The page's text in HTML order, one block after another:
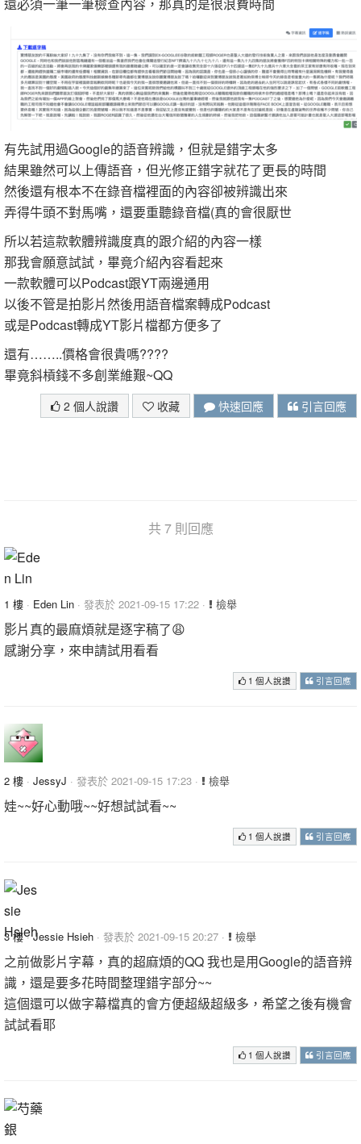
有先試用過Google的語音辨識，但就是錯字太多
結果雖然可以上傳語音，但光修正錯字就花了更長的時間
然後還有根本不在錄音檔裡面的內容卻被辨識出來
弄得牛頭不對馬嘴，還要重聽錄音檔(真的會很厭世
所以若這款軟體辨識度真的跟介紹的內容一樣
那我會願意試試，畢竟介紹內容看起來
一款軟體可以Podcast跟YT兩邊通用
以後不管是拍影片然後用語音檔案轉成Podcast
或是Podcast轉成YT影片檔都方便多了
還有……..價格會很貴嗎????
畢竟斜槓錢不多創業維艱~QQ
2 個人說讚 收藏 快速回應 引言回應
共 7 則回應
1 樓 · Eden Lin · 發表於 2021-09-15 17:22 · 檢舉
影片真的最麻煩就是逐字稿了😩
感謝分享，來申請試用看看
1 個人說讚 引言回應
2 樓 · JessyJ · 發表於 2021-09-15 17:23 · 檢舉
娃~~好心動哦~~好想試試看~~
1 個人說讚 引言回應
3 樓·Jessie Hsieh · 發表於 2021-09-15 20:27 · 檢舉
之前做影片字幕，真的超麻煩的QQ 我也是用Google的語音辨
識，還是要多花時間整理錯字部分~~
這個還可以做字幕檔真的會方便超級超級多，希望之後有機會
試試看耶
1 個人說讚 引言回應